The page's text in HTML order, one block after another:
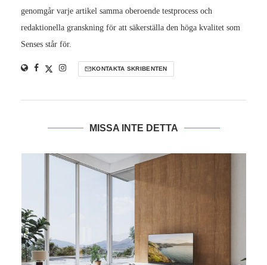
genomgår varje artikel samma oberoende testprocess och
redaktionella granskning för att säkerställa den höga kvalitet som
Senses står för.
KONTAKTA SKRIBENTEN
MISSA INTE DETTA